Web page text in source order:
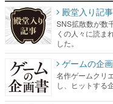
殿堂入り記事
SNS拡散数が数
くの人々に読ま
した。
ゲームの企
名作ゲームクリ
し、ヒットする